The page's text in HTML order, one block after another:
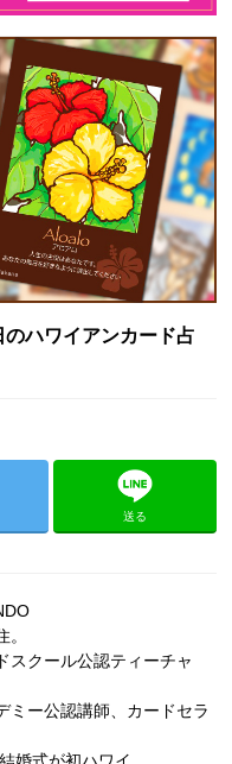
ハワイアンカード占
送る
スクール公認ティーチャ
ミー公認講師、カードセラ